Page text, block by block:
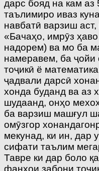
дарс бояд на кам
таълимиро иваз
навбатӣ варзиш
«Бачаҳо, имрӯз
надорем) ва мо ба
намеравем, ба
тоҷикӣ ё
ҷадвали дарсӣ
хонда буданд ва аз
шудаанд, онҳо
ба варзиш машғул
омӯзгор
мекунад, ки ин, дар
сифати таълим
Тавре ки дар боло
фанҳои забони